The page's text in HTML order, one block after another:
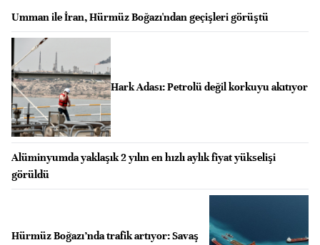
Umman ile İran, Hürmüz Boğazı'ndan geçişleri görüştü
Hark Adası: Petrolü değil korkuyu akıtıyor
Alüminyumda yaklaşık 2 yılın en hızlı aylık fiyat yükselişi
görüldü
Hürmüz Boğazı’nda trafik artıyor: Savaş